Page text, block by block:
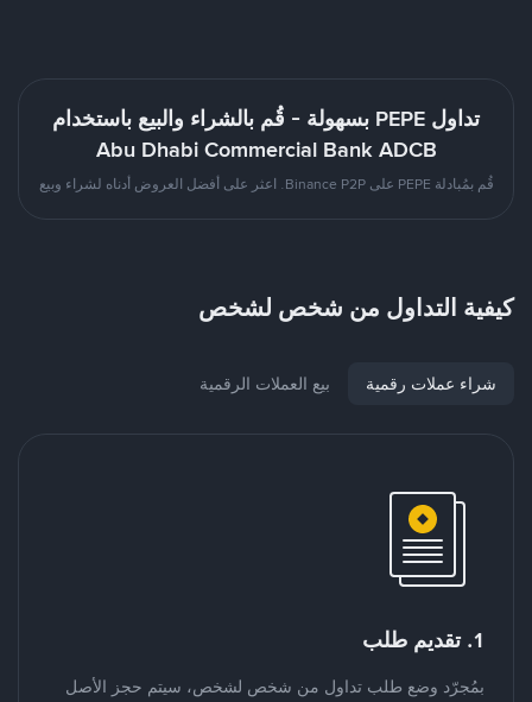
تداول PEPE بسهولة - قُم بالشراء والبيع باستخدام
Abu Dhabi Commercial Bank ADCB
قُم بمُبادلة PEPE على Binance P2P. اعثر على أفضل العروض أدناه لشراء وبيع
كيفية التداول من شخص لشخص
شراء عملات رقمية بيع العملات الرقمية
1. تقديم طلب
بمُجرّد وضع طلب تداول من شخص لشخص، سيتم حجز الأصل